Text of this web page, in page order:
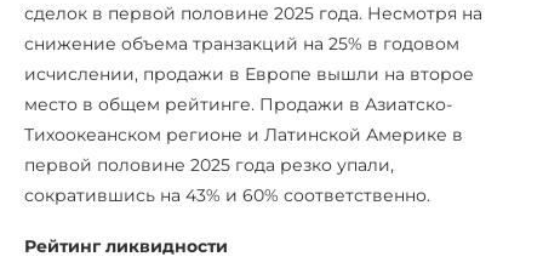
сделок в первой половине 2025 года. Несмотря на
снижение объема транзакций на 25% в годовом
исчислении, продажи в Европе вышли на второе
место в общем рейтинге. Продажи в Азиатско-
Тихоокеанском регионе и Латинской Америке в
первой половине 2025 года резко упали,
сократившись на 43% и 60% соответственно.
Рейтинг ликвидности